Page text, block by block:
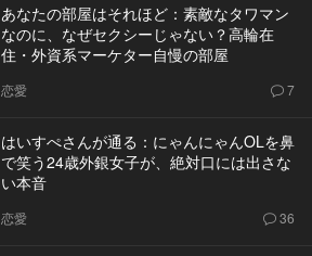
あなたの部屋はそれほど：素敵なタワマン
なのに、なぜセクシーじゃない？高輪在
住・外資系マーケター自慢の部屋
恋愛 7
はいすぺさんが通る：にゃんにゃんOLを鼻
で笑う24歳外銀女子が、絶対口には出さな
い本音
恋愛 36